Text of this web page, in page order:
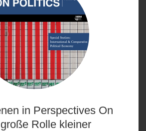
in Perspectives On
Rolle kleiner